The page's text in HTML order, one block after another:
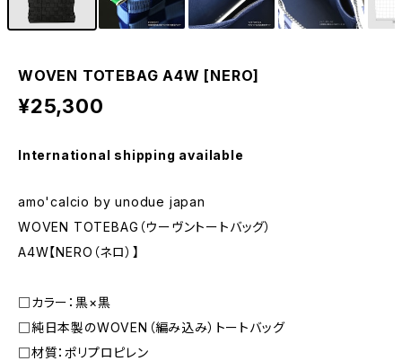
WOVEN TOTEBAG A4W [NERO]
¥25,300
International shipping available
amo'calcio by unodue japan
WOVEN TOTEBAG（ウーヴントートバッグ）
A4W【NERO（ネロ）】
□カラー：黒×黒
□純日本製のWOVEN（編み込み）トートバッグ
□材質：ポリプロピレン